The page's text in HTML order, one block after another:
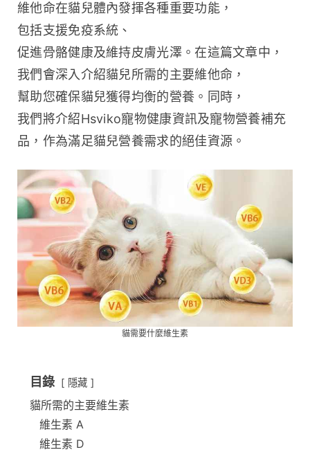
維他命在貓兒體內發揮各種重要功能，
包括支援免疫系統、
促進骨骼健康及維持皮膚光澤。在這篇文章中，
我們會深入介紹貓兒所需的主要維他命，
幫助您確保貓兒獲得均衡的營養。同時，
我們將介紹Hsviko寵物健康資訊及寵物營養補充
品，作為滿足貓兒營養需求的絕佳資源。
貓需要什麼維生素
目錄 隱藏
貓所需的主要維生素
維生素 A
維生素 D